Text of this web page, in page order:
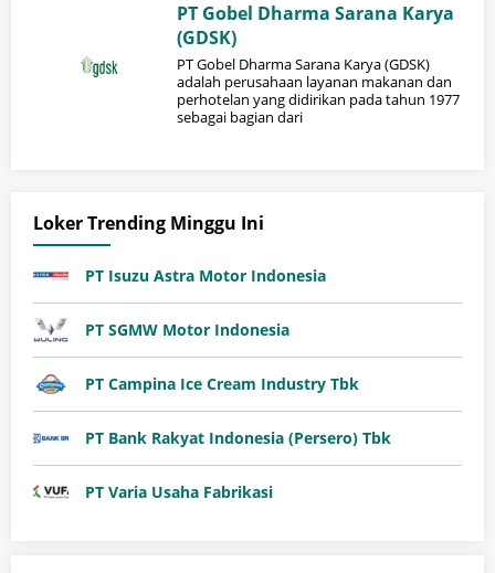
PT Gobel Dharma Sarana Karya
(GDSK)
PT Gobel Dharma Sarana Karya (GDSK)
adalah perusahaan layanan makanan dan
perhotelan yang didirikan pada tahun 1977
sebagai bagian dari
Loker Trending Minggu Ini
PT Isuzu Astra Motor Indonesia
PT SGMW Motor Indonesia
PT Campina Ice Cream Industry Tbk
PT Bank Rakyat Indonesia (Persero) Tbk
PT Varia Usaha Fabrikasi